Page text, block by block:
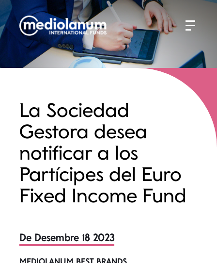
La Sociedad
Gestora desea
notificar a los
Partícipes del Euro
Fixed Income Fund
De Desembre 18 2023